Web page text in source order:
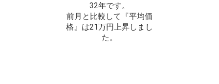
32年です。
前月と比較して『平均価
格』は21万円上昇しまし
た。